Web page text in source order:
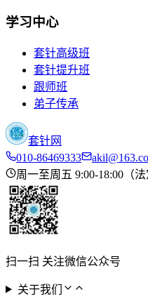
学习中心
套针高级班
套针提升班
跟师班
弟子传承
套针网
010-86469333
周一至周五 9:00-18:00（法
扫一扫 关注微信公众号
关于我们